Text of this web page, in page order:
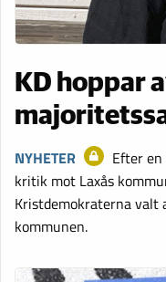
KD hoppar
NYHETER
Efter
kritik mot Laxås
Kristdemokraterna
kommunen.